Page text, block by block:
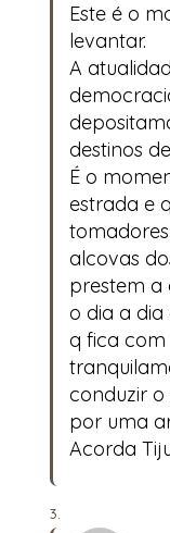
Este é o
levantar.
A
destinos
É o
estrada e
alcovas
prestem a
o dia a
q fica
conduzir
por uma
Acorda